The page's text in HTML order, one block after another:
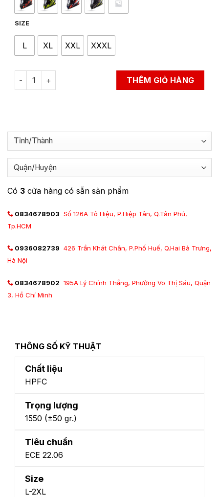
SIZE
L XL XXL XXXL
Mũ Bảo Hiểm Cào Cào LS2 MX701 Explorer quantity
THÊM GIỎ HÀNG
Có 3 cửa hàng có sẵn sản phẩm
0834678903 Số 126A Tô Hiệu, P.Hiệp Tân, Q.Tân Phú,
Tp.HCM
0936082739 426 Trần Khát Chân, P.Phố Huế, Q.Hai Bà Trưng,
Hà Nội
0834678902 195A Lý Chính Thắng, Phường Võ Thị Sáu, Quận
3, Hồ Chí Minh
THÔNG SỐ KỸ THUẬT
Chất liệu
HPFC
Trọng lượng
1550 (±50 gr.)
Tiêu chuẩn
ECE 22.06
Size
L-2XL